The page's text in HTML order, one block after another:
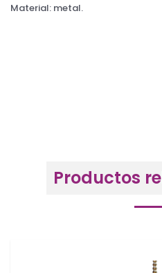
Material: metal.
Productos